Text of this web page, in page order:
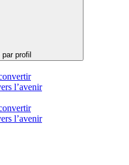
profil
l’avenir
l’avenir